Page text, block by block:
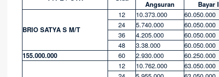
Angsuran
Bayar I
BRIO SATYA S M/T
12 10.373.000
60.050.000
24
5.740.000
60.050.000
36
4.205.000
60.050.000
48
3.38.000
60.050.000
155.000.000
60 2.930.000 60.250.000
12 10.762.000
63.050.000